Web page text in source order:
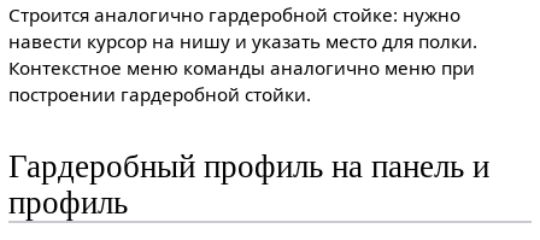
Строится аналогично гардеробной стойке: нужно
навести курсор на нишу и указать место для полки.
Контекстное меню команды аналогично меню при
построении гардеробной стойки.
Гардеробный профиль на панель и
профиль